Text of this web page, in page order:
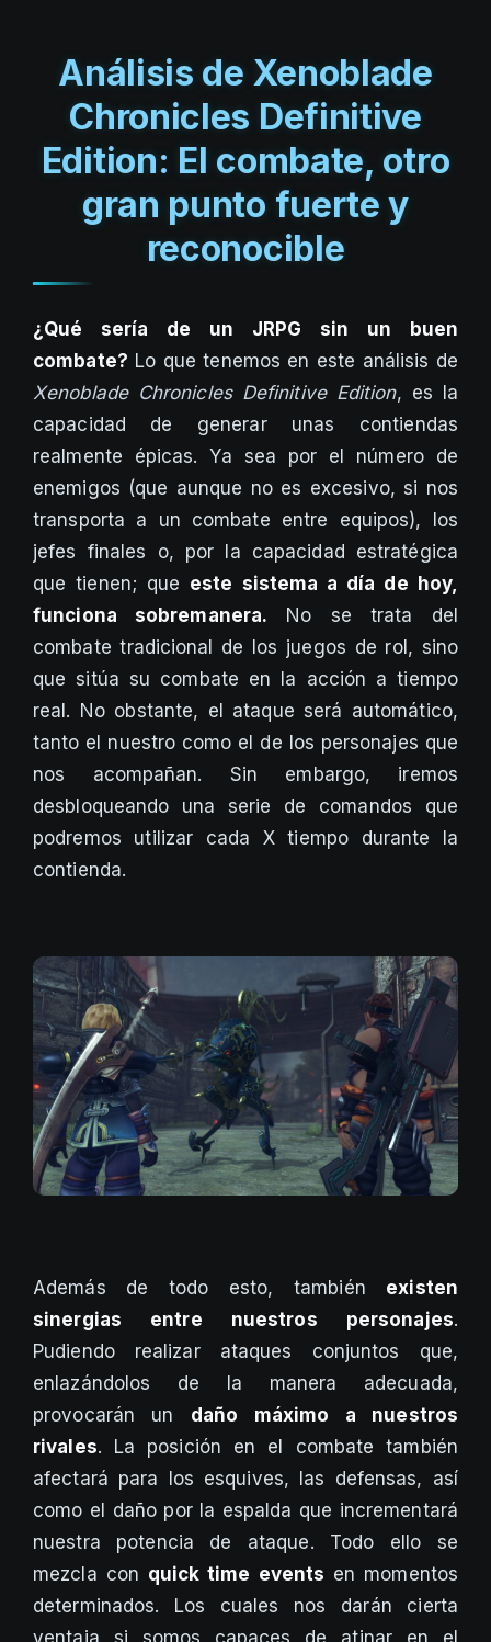
Análisis de Xenoblade
Chronicles Definitive
Edition: El combate, otro
gran punto fuerte y
reconocible
¿Qué sería de un JRPG sin un buen
combate? Lo que tenemos en este análisis de
Xenoblade Chronicles Definitive Edition, es la
capacidad de generar unas contiendas
realmente épicas. Ya sea por el número de
enemigos (que aunque no es excesivo, si nos
transporta a un combate entre equipos), los
jefes finales o, por la capacidad estratégica
que tienen; que este sistema a día de hoy,
funciona sobremanera. No se trata del
combate tradicional de los juegos de rol, sino
que sitúa su combate en la acción a tiempo
real. No obstante, el ataque será automático,
tanto el nuestro como el de los personajes que
nos acompañan. Sin embargo, iremos
desbloqueando una serie de comandos que
podremos utilizar cada X tiempo durante la
contienda.
Además de todo esto, también existen
sinergias entre nuestros personajes.
Pudiendo realizar ataques conjuntos que,
enlazándolos de la manera adecuada,
provocarán un daño máximo a nuestros
rivales. La posición en el combate también
afectará para los esquives, las defensas, así
como el daño por la espalda que incrementará
nuestra potencia de ataque. Todo ello se
mezcla con quick time events en momentos
determinados. Los cuales nos darán cierta